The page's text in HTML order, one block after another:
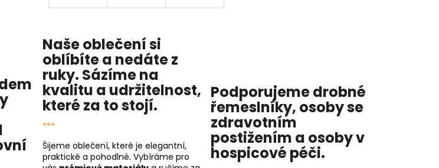
Naše oblečení si
oblíbíte a nedáte z
ruky. Sázíme na
kvalitu a udržitelnost,
které za to stojí.
...
Šijeme oblečení, které je elegantní,
praktické a pohodlné. Vybíráme pro
Podporujeme drobné
řemeslníky, osoby se
zdravotním
postižením a osoby v
hospicové péči.